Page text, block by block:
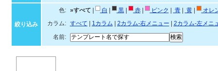
絞り込み
色: »すべて 白 黒| 赤| ピンク 青| 黄|
オレ
カラム:
すべて 1カラム 2カラム-右メニュー
2カラム-左メニ
名前: